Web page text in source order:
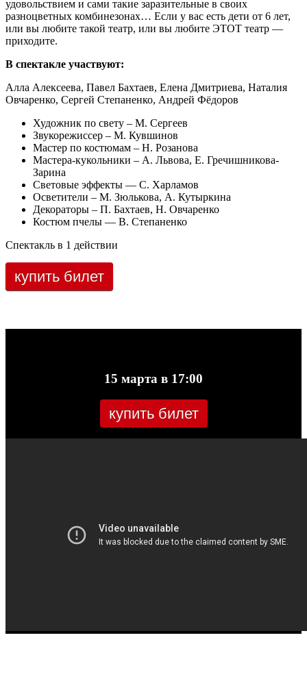
удовольствием и сами такие заразительные в своих
разноцветных комбинезонах… Если у вас есть дети от 6 лет,
или вы любите такой театр, или вы любите ЭТОТ театр —
приходите.
В спектакле участвуют:
Алла Алексеева, Павел Бахтаев, Елена Дмитриева, Наталия
Овчаренко, Сергей Степаненко, Андрей Фёдоров
Художник по свету – М. Сергеев
Звукорежиссер – М. Кувшинов
Мастер по костюмам – Н. Розанова
Мастера-кукольники – А. Львова, Е. Гречишникова-
Зарина
Световые эффекты — С. Харламов
Осветители – М. Зюлькова, А. Кутыркина
Декораторы – П. Бахтаев, Н. Овчаренко
Костюм пчелы — В. Степаненко
Спектакль в 1 действии
купить билет
15 марта в 17:00
купить билет